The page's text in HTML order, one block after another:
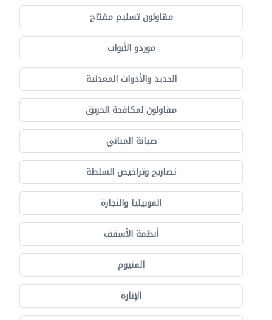
مقاولون تسليم مفتاح
موردو الأبواب
الحديد والأدوات المعدنية
مقاولون لمكافحة الحريق
صيانة المباني
تصاريح وتراخيص السلطة
الموبيليا والنجارة
أنظمة الأسقف
المنيوم
الإنارة